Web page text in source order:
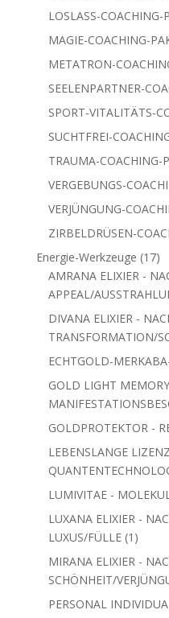
LOSLASS-COACHING-
MAGIE-COACHING-
METATRON-
SEELENPARTNER-
SPORT-VITALITÄTS-
SUCHTFREI-
TRAUMA-COACHING-
VERGEBUNGS-
VERJÜNGUNG-
ZIRBELDRÜSEN-
Energie-Werkzeuge 1717
AMRANA ELIXIER -
APPEAL/
DIVANA ELIXIER -
TRANSFORMATION/
ECHTGOLD-
GOLD LIGHT
GOLDPROTEKTOR -
LEBENSLANGE
LUMIVITAE -
LUXANA ELIXIER -
LUXUS/FÜLLE 1 1
MIRANA ELIXIER -
SCHÖNHEIT/
PERSONAL